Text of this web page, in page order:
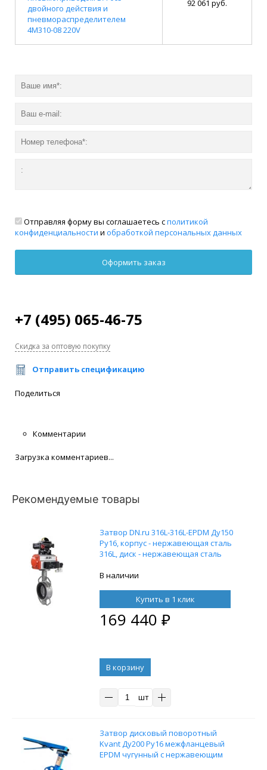
двойного действия и
пневмораспределителем
4M310-08 220V
92 061 руб.
Отправляя форму вы соглашаетесь сполитикой
конфиденциальности и обработкой персональных данных
+7 (495) 065-46-75
Скидка за оптовую покупку
Отправить спецификацию
Поделиться
Комментарии
Загрузка комментариев...
Рекомендуемые товары
Затвор DN.ru 316L-316L-EPDM Ду150
Ру16, корпус - нержавеющая сталь
316L, диск - нержавеющая сталь
пневмоприводом DN.ru SA-130 с
пневмораспределителем 4M310-08
220V и блоком концевых
выключателей APL-21
В наличии
Купить в 1 клик
169 440 ₽
В корзину
шт
Затвор дисковый поворотный
Kvant Ду200 Ру16 межфланцевый
EPDM чугунный с нержавеющим